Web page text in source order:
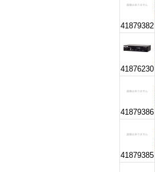
41879382
41876230
41879386
41879385